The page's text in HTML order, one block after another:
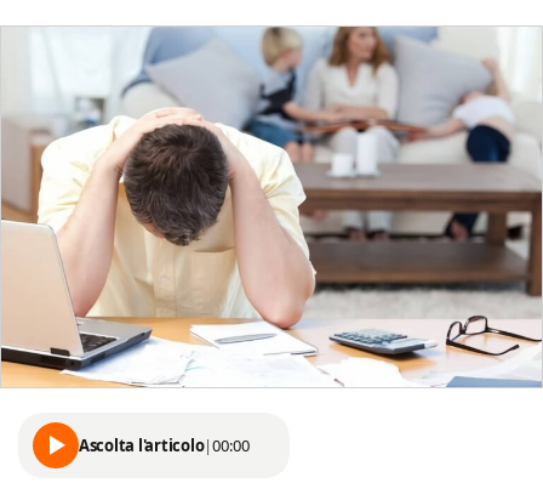
Ascolta l'articolo|00:00